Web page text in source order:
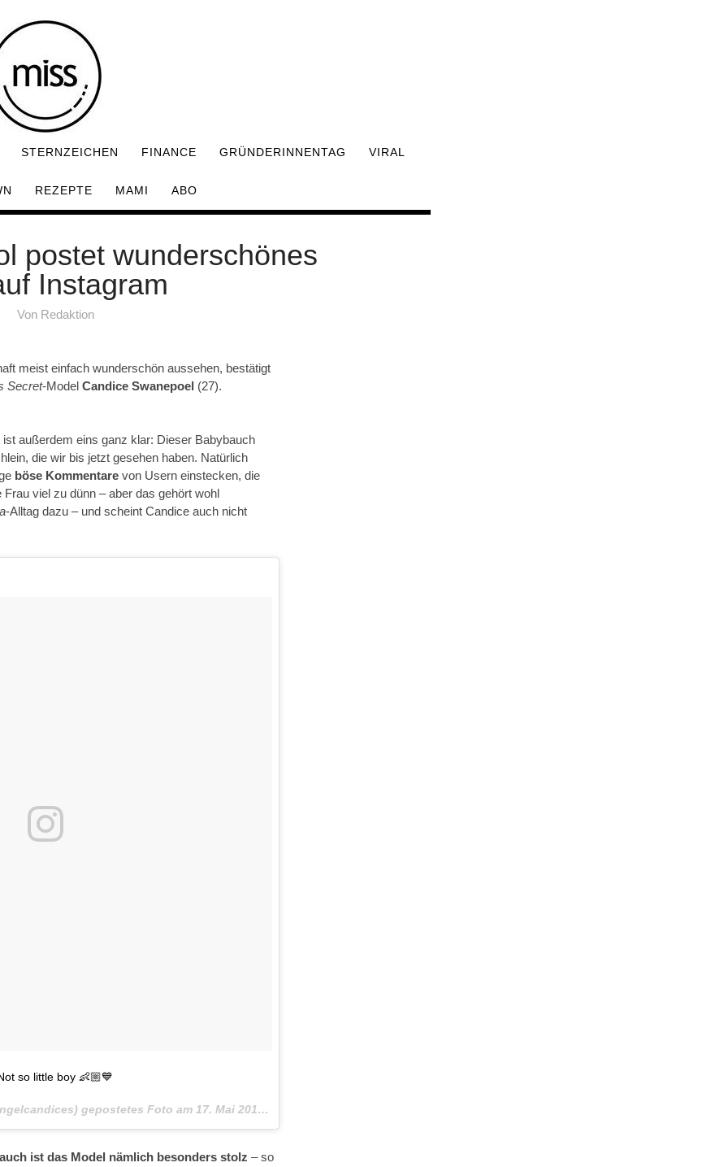
STERNZEICHEN FINANCE GRÜNDERINNENTAG VIRAL
REZEPTE MAMI ABO
postet wunderschönes
Instagram
Von Redaktion
meist einfach wunderschön aussehen, bestätigt
Secret-Model Candice Swanepoel (27).
außerdem eins ganz klar: Dieser Babybauch
die wir bis jetzt gesehen haben. Natürlich
böse Kommentare von Usern einstecken, die
viel zu dünn – aber das gehört wohl
-Alltag dazu – und scheint Candice auch nicht
so little boy 👶🏼💙
gepostetes Foto am 17. Mai 2016 um 9:44 Uhr
ist das Model nämlich besonders stolz – so